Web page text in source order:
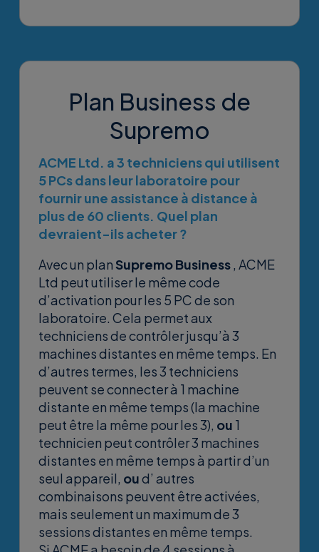
Plan Business de
Supremo
ACME Ltd. a 3 techniciens qui utilisent
5 PCs dans leur laboratoire pour
fournir une assistance à distance à
plus de 60 clients. Quel plan
devraient-ils acheter ?
Avec un planSupremo Business, ACME
Ltd peut utiliser le même code
d’activation pour les 5 PC de son
laboratoire. Cela permet aux
techniciens de contrôler jusqu’à 3
machines distantes en même temps. En
d’autres termes, les 3 techniciens
peuvent se connecter à 1 machine
distante en même temps (la machine
peut être la même pour les 3), ou 1
technicien peut contrôler 3 machines
distantes en même temps à partir d’un
seul appareil, oud’ autres
combinaisons peuvent être activées,
mais seulement un maximum de 3
sessions distantes en même temps.